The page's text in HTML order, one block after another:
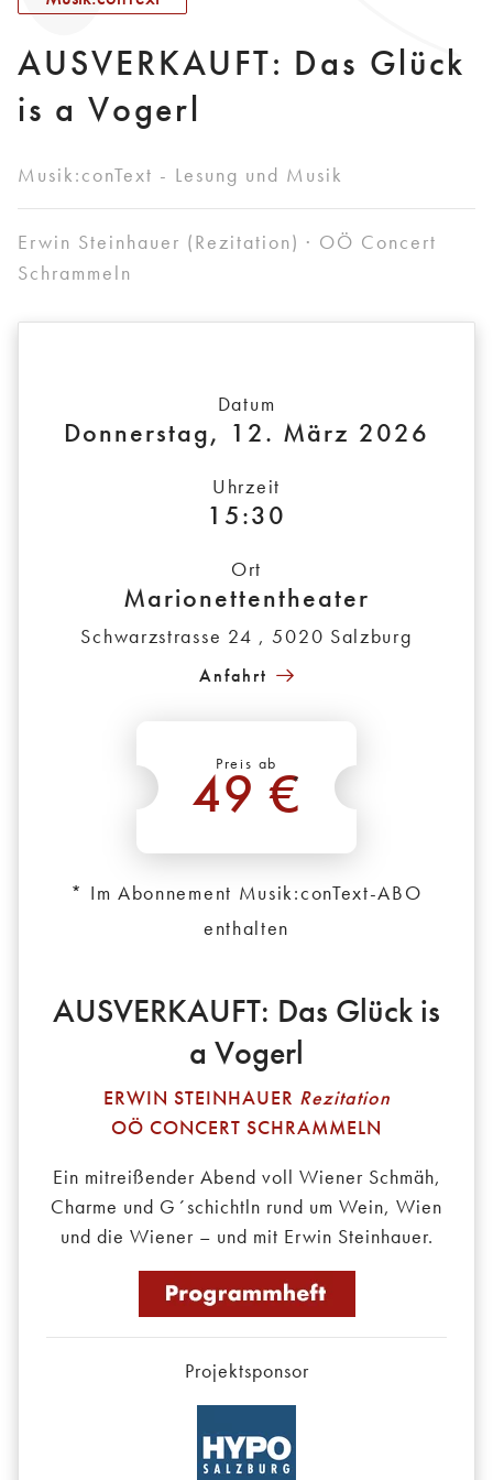
AUSVERKAUFT: Das Glück
is a Vogerl
Musik:conText - Lesung und Musik
Erwin Steinhauer (Rezitation) · OÖ Concert
Schrammeln
Datum
Donnerstag, 12. März 2026
Uhrzeit
15:30
Ort
Marionettentheater
Schwarzstrasse 24 , 5020 Salzburg
Anfahrt
Preis ab
49 €
*
* Im Abonnement Musik:conText-ABO
enthalten
AUSVERKAUFT: Das Glück is
a Vogerl
ERWIN STEINHAUER Rezitation
OÖ CONCERT SCHRAMMELN
Ein mitreißender Abend voll Wiener Schmäh,
Charme und G´schichtln rund um Wein, Wien
und die Wiener – und mit Erwin Steinhauer.
Projektsponsor